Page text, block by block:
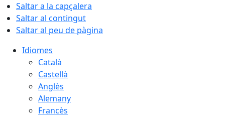
Saltar a la capçalera
Saltar al contingut
Saltar al peu de pàgina
Idiomes
Català
Castellà
Anglès
Alemany
Francès